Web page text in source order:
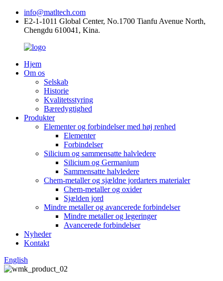
info@matltech.com
E2-1-1011 Global Center, No.1700 Tianfu Avenue North,
Chengdu 610041, Kina.
Hjem
Om os
Selskab
Historie
Kvalitetsstyring
Bæredygtighed
Produkter
Elementer og forbindelser med høj renhed
Elementer
Forbindelser
Silicium og sammensatte halvledere
Silicium og Germanium
Sammensatte halvledere
Chem-metaller og sjældne jordarters materialer
Chem-metaller og oxider
Sjælden jord
Mindre metaller og avancerede forbindelser
Mindre metaller og legeringer
Avancerede forbindelser
Nyheder
Kontakt
English